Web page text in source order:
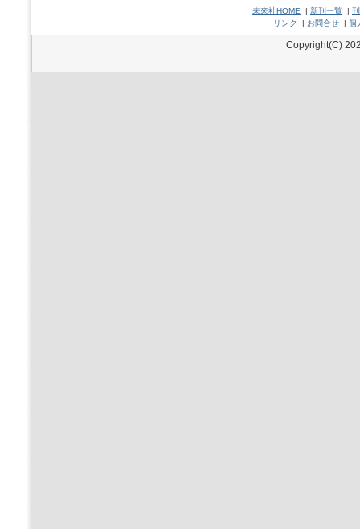
未來社HOME | 新刊一覧 |
リンク
| お問合せ | 個
Copyright(C)